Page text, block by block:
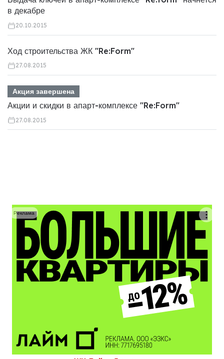
в декабре
20.10.2015
Ход строительства ЖК "Re:Form"
27.08.2015
Акция завершена
Акции и скидки в апарт-комплексе "Re:Form"
27.08.2015
Реклама